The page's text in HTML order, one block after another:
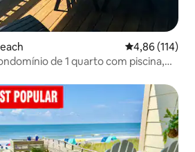
4,86 de uma
4,86 (114)
de 1 quarto com piscina,